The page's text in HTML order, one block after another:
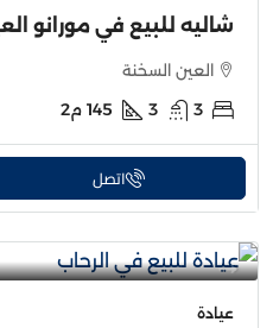
شاليه للبيع في مورانو
العين السخنة
3
3
145 م2
اتصل
عيادة